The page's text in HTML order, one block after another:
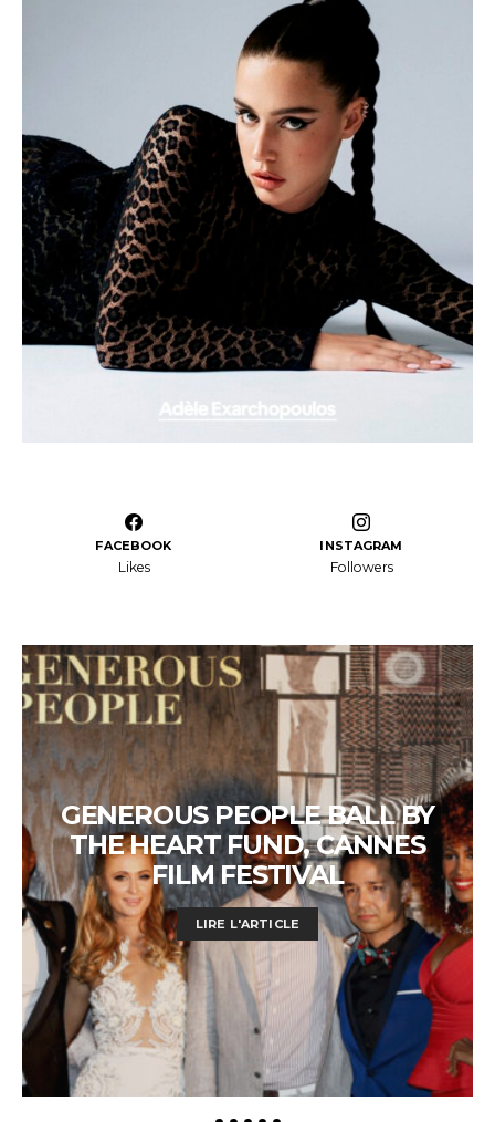
FACEBOOK
Likes
INSTAGRAM
Followers
GENEROUS PEOPLE BALL BY
THE HEART FUND, CANNES
FILM FESTIVAL
LIRE L'ARTICLE